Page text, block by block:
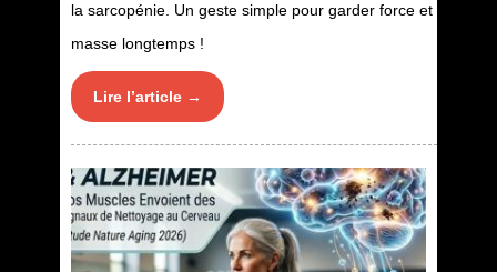
la sarcopénie. Un geste simple pour garder force et
masse longtemps !
Lire l’article →